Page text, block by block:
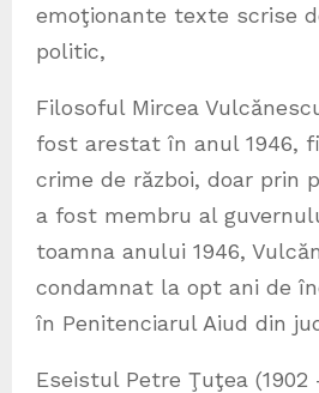
emoţionante texte scrise
politic,
Filosoful Mircea
fost arestat în anul 1946,
crime de război, doar prin
a fost membru al
toamna anului 1946,
condamnat la opt ani de
în Penitenciarul Aiud din
Eseistul Petre Ţuţea (1902